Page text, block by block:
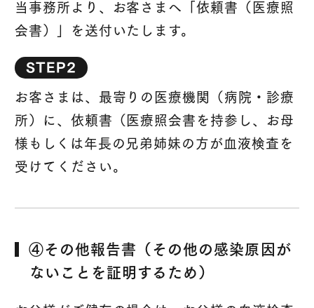
当事務所より、お客さまへ「依頼書（医療照
会書）」を送付いたします。
STEP2
お客さまは、最寄りの医療機関（病院・診療
所）に、依頼書（医療照会書を持参し、お母
様もしくは年長の兄弟姉妹の方が血液検査を
受けてください。
④その他報告書（その他の感染原因が
ないことを証明するため）